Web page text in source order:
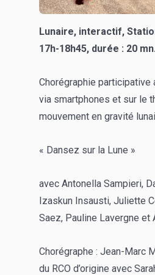
Lunaire, interactif,
17h-18h45, durée : 20 mn.
Chorégraphie participative
via smartphones et sur le
mouvement en gravité
« Dansez sur la Lune »
avec Antonella Sampieri,
Izaskun Insausti, Juliette
Saez, Pauline Lavergne et
Chorégraphe : Jean-Marc
du RCO d’origine avec